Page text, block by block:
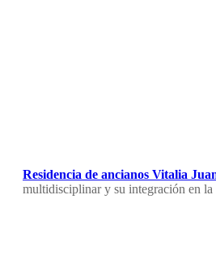
Residencia de ancianos Vitalia
multidisciplinar y su integración en